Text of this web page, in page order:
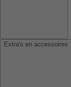
Extra's en accessoires